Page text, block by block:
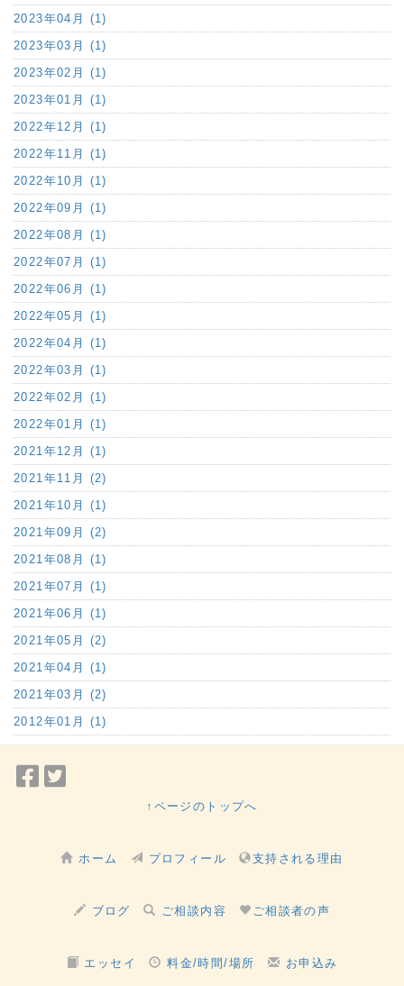
2023年04月 (1)
2023年03月 (1)
2023年02月 (1)
2023年01月 (1)
2022年12月 (1)
2022年11月 (1)
2022年10月 (1)
2022年09月 (1)
2022年08月 (1)
2022年07月 (1)
2022年06月 (1)
2022年05月 (1)
2022年04月 (1)
2022年03月 (1)
2022年02月 (1)
2022年01月 (1)
2021年12月 (1)
2021年11月 (2)
2021年10月 (1)
2021年09月 (2)
2021年08月 (1)
2021年07月 (1)
2021年06月 (1)
2021年05月 (2)
2021年04月 (1)
2021年03月 (2)
2012年01月 (1)
Facebook
ェ
↑ページのトップへ
ホーム プロフィール 支持される理由
ブログ ご相談内容 ご相談者の声
エッセイ 料金/時間/場所 お申込み